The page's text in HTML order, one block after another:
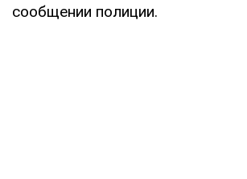
сообщении полиции.